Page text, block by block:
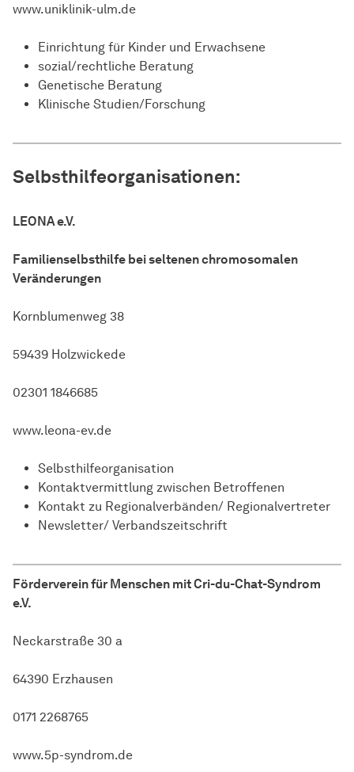
www.uniklinik-ulm.de
Einrichtung für Kinder und Erwachsene
sozial/rechtliche Beratung
Genetische Beratung
Klinische Studien/Forschung
Selbsthilfeorganisationen:
LEONA e.V.
Familienselbsthilfe bei seltenen chromosomalen
Veränderungen
Kornblumenweg 38
59439 Holzwickede
02301 1846685
www.leona-ev.de
Selbsthilfeorganisation
Kontaktvermittlung zwischen Betroffenen
Kontakt zu Regionalverbänden/ Regionalvertreter
Newsletter/ Verbandszeitschrift
Förderverein für Menschen mit Cri-du-Chat-Syndrom
e.V.
Neckarstraße 30 a
64390 Erzhausen
0171 2268765
www.5p-syndrom.de